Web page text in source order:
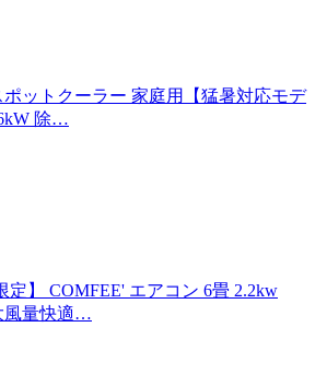
ポットクーラー 家庭用【猛暑対応モデ
除…
定】 COMFEE' エアコン 6畳 2.2kw
風量快適…